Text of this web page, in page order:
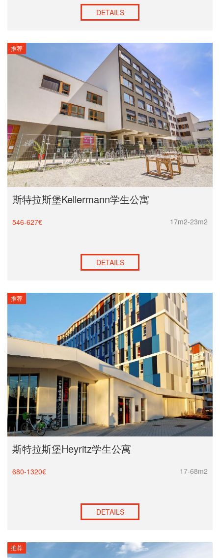
DETAILS
推荐
斯特拉斯堡Kellermann学生公寓
546-627€ 17m2-23m2
DETAILS
推荐
斯特拉斯堡Heyritz学生公寓
680-1320€ 17-68m2
DETAILS
推荐